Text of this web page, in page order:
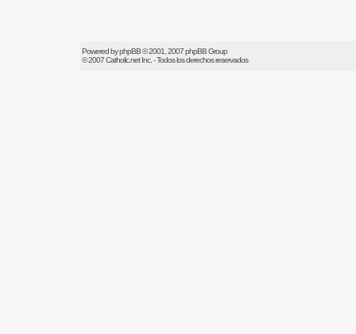
Powered byphpBB© 2001, 2007 phpBB Group
© 2007Catholic.netInc. - Todos los derechos reservados